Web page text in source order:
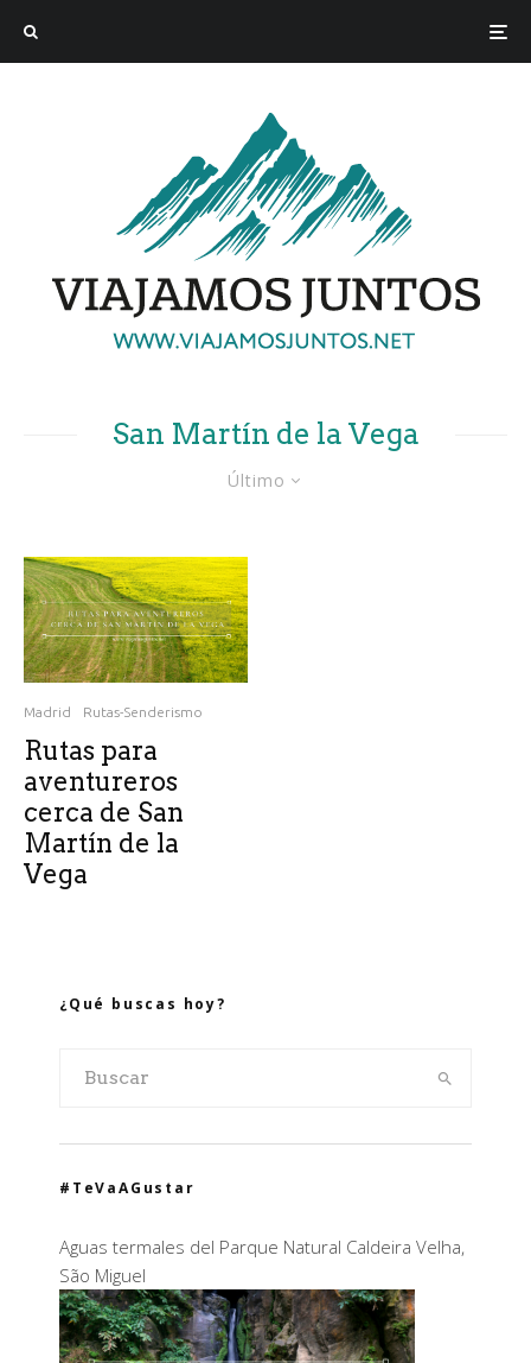
San Martín de la Vega
Último
Madrid Rutas-Senderismo
Rutas para
aventureros
cerca de San
Martín de la
Vega
¿Qué buscas hoy?
#TeVaAGustar
Aguas termales del Parque Natural Caldeira Velha,
São Miguel